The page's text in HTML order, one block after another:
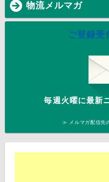
物流メルマガ
ご登録受
毎週火曜に最新
≫ メルマガ配信先